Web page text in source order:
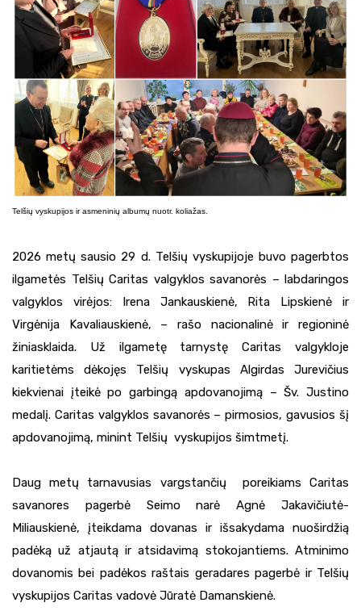
Telšių vyskupijos ir asmeninių albumų nuotr. koliažas.
2026 metų sausio 29 d. Telšių vyskupijoje buvo pagerbtos
ilgametės Telšių Caritas valgyklos savanorės – labdaringos
valgyklos virėjos: Irena Jankauskienė, Rita Lipskienė ir
Virgėnija Kavaliauskienė, – rašo nacionalinė ir regioninė
žiniasklaida. Už ilgametę tarnystę Caritas valgykloje
karitietėms dėkojęs Telšių vyskupas Algirdas Jurevičius
kiekvienai įteikė po garbingą apdovanojimą – Šv. Justino
medalį. Caritas valgyklos savanorės – pirmosios, gavusios šį
apdovanojimą, minint Telšių vyskupijos šimtmetį.
Daug metų tarnavusias vargstančių poreikiams Caritas
savanores pagerbė Seimo narė Agnė Jakavičiutė-
Miliauskienė, įteikdama dovanas ir išsakydama nuoširdžią
padėką už atjautą ir atsidavimą stokojantiems. Atminimo
dovanomis bei padėkos raštais geradares pagerbė ir Telšių
vyskupijos Caritas vadovė Jūratė Damanskienė.